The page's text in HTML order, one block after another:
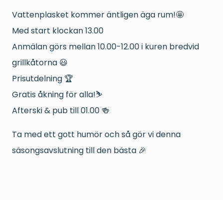
Vattenplasket kommer äntligen äga rum!🤩
Med start klockan 13.00
Anmälan görs mellan 10.00-12.00 i kuren bredvid
grillkåtorna 😃
Prisutdelning 🏆
Gratis åkning för alla!⛷️
Afterski & pub till 01.00 🍻
Ta med ett gott humör och så gör vi denna
säsongsavslutning till den bästa 🎉